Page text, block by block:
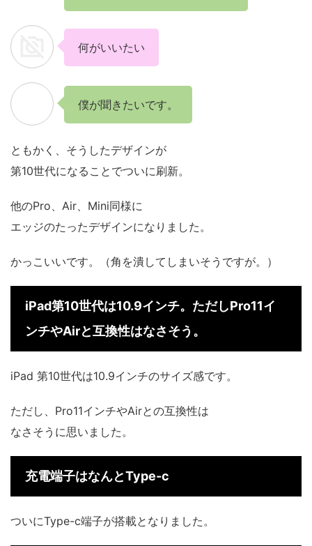
何がいいたい
僕が聞きたいです。
ともかく、そうしたデザインが
第10世代になることでついに刷新。
他のPro、Air、Mini同様に
エッジのたったデザインになりました。
かっこいいです。（角を潰してしまいそうですが。）
iPad第10世代は10.9インチ。ただしPro11イ
ンチやAirと互換性はなさそう。
iPad 第10世代は10.9インチのサイズ感です。
ただし、Pro11インチやAirとの互換性は
なさそうに思いました。
充電端子はなんとType-c
ついにType-c端子が搭載となりました。